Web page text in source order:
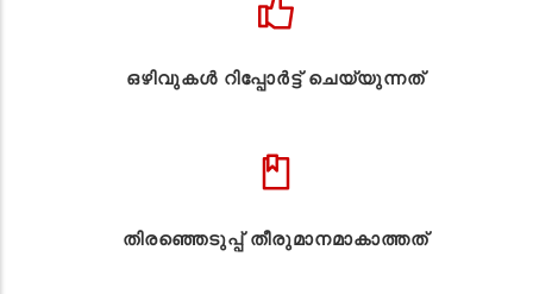
ഒഴിവുകൾ റിപ്പോർട്ട് ചെയ്യുന്നത്
തിരഞ്ഞെടുപ്പ് തീരുമാനമാകാത്തത്